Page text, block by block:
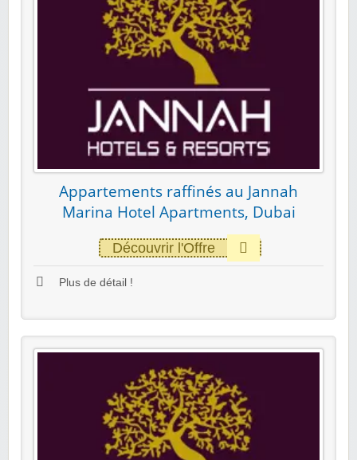
Appartements raffinés au Jannah
Marina Hotel Apartments, Dubai
Découvrir l'Offre
Plus de détail !